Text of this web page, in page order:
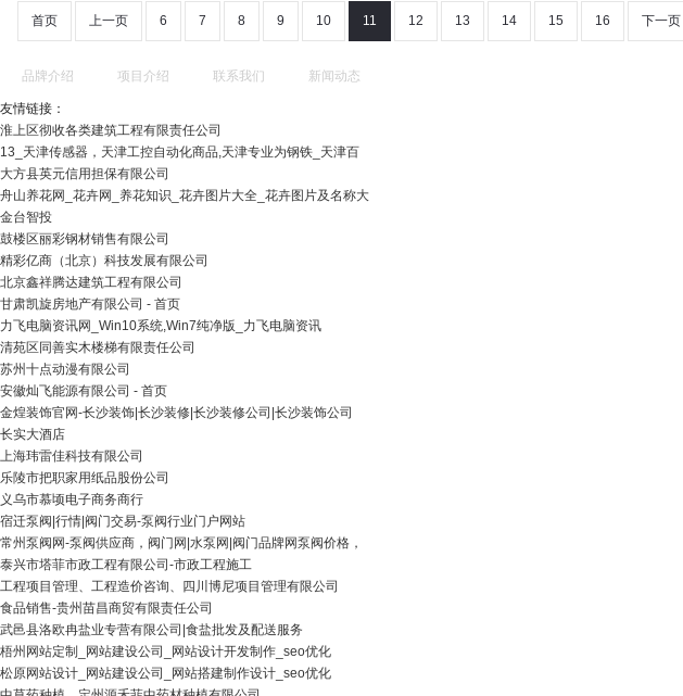
首页 上一页 6 7 8 9 10 11 12 13 14 15 16 下一页
品牌介绍 项目介绍 联系我们 新闻动态
友情链接：
淮上区彻收各类建筑工程有限责任公司
13_天津传感器，天津工控自动化商品,天津专业为钢铁_天津百
大方县英元信用担保有限公司
舟山养花网_花卉网_养花知识_花卉图片大全_花卉图片及名称大
金台智投
鼓楼区丽彩钢材销售有限公司
精彩亿商（北京）科技发展有限公司
北京鑫祥腾达建筑工程有限公司
甘肃凯旋房地产有限公司 - 首页
力飞电脑资讯网_Win10系统,Win7纯净版_力飞电脑资讯
清苑区同善实木楼梯有限责任公司
苏州十点动漫有限公司
安徽灿飞能源有限公司 - 首页
金煌装饰官网-长沙装饰|长沙装修|长沙装修公司|长沙装饰公司
长实大酒店
上海玮雷佳科技有限公司
乐陵市把职家用纸品股份公司
义乌市慕顷电子商务商行
宿迁泵阀|行情|阀门交易-泵阀行业门户网站
常州泵阀网-泵阀供应商，阀门网|水泵网|阀门品牌网泵阀价格，
泰兴市塔菲市政工程有限公司-市政工程施工
工程项目管理、工程造价咨询、四川博尼项目管理有限公司
食品销售-贵州苗昌商贸有限责任公司
武邑县洛欧冉盐业专营有限公司|食盐批发及配送服务
梧州网站定制_网站建设公司_网站设计开发制作_seo优化
松原网站设计_网站建设公司_网站搭建制作设计_seo优化